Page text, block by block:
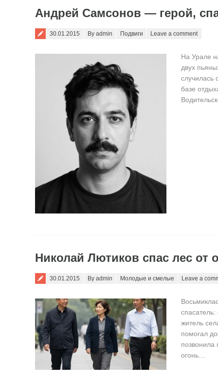
Андрей Самсонов — герой,
Posted on
30.01.2015 By admin Подвиги Leave a comment
На Урале
двух
случилась
базе
Николай Лютиков спас лес от
Posted on
30.01.2015 By admin Молодые и смелые Leave a
житель
помогал
позвонила
огонь…